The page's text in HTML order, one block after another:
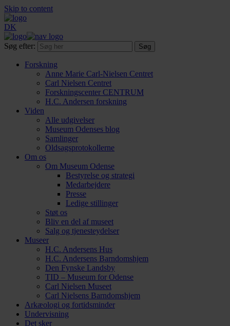
Skip to content
DK
Søg efter:
Forskning
Anne Marie Carl-Nielsen Centret
Carl Nielsen Centret
Forsknings­center CENTRUM
H.C. Andersen forskning
Viden
Alle udgivelser
Museum Odenses blog
Samlinger
Oldsagsprotokollerne
Om os
Om Museum Odense
Bestyrelse og strategi
Medarbejdere
Presse
Ledige stillinger
Støt os
Bliv en del af museet
Salg og tjenesteydelser
Museer
H.C. Andersens Hus
H.C. Andersens Barndomshjem
Den Fynske Landsby
TID – Museum for Odense
Carl Nielsen Museet
Carl Nielsens Barndomshjem
Arkæologi og fortidsminder
Undervisning
Det sker